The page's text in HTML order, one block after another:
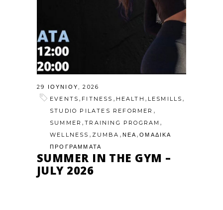
29 ΙΟΥΝΊΟΥ, 2026
EVENTS , FITNESS , HEALTH , LESMILLS ,
STUDIO PILATES REFORMER ,
SUMMER ,TRAINING PROGRAM ,
WELLNESS , ZUMBA , ΝΕΑ,ΟΜΑΔΙΚΑ
ΠΡΟΓΡΑΜΜΑΤΑ
SUMMER IN THE GYM –
JULY 2026